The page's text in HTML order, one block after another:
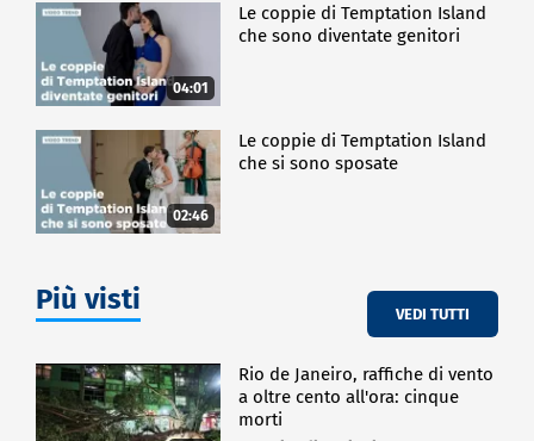
04:01
Le coppie di Temptation Island
che sono diventate genitori
02:46
Le coppie di Temptation Island
che si sono sposate
Più visti VEDI TUTTI
Rio de Janeiro, raffiche di vento
a oltre cento all'ora: cinque
morti